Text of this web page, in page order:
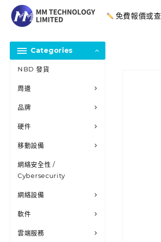
免費報價或
Categories
NBD 發貨
周邊
品牌
硬件
移動設備
網絡安全性 /
Cybersecurity
網絡設備
軟件
雲端服務